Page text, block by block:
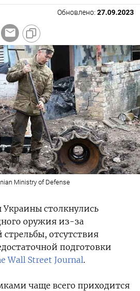
Обновлено: 27.09.2023
Ministry of Defense
столкнулись
оружия из-за
отсутствия
подготовки
Wall Street Journal.
чаще всего приходится